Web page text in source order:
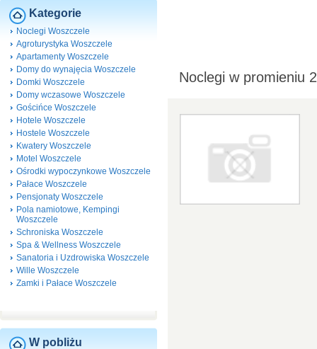
Kategorie
Noclegi Woszczele
Agroturystyka Woszczele
Apartamenty Woszczele
Domy do wynajęcia Woszczele
Domki Woszczele
Domy wczasowe Woszczele
Gościńce Woszczele
Hotele Woszczele
Hostele Woszczele
Kwatery Woszczele
Motel Woszczele
Ośrodki wypoczynkowe Woszczele
Pałace Woszczele
Pensjonaty Woszczele
Pola namiotowe, Kempingi
Woszczele
Schroniska Woszczele
Spa & Wellness Woszczele
Sanatoria i Uzdrowiska Woszczele
Wille Woszczele
Zamki i Pałace Woszczele
W pobliżu
Noclegi w promieniu